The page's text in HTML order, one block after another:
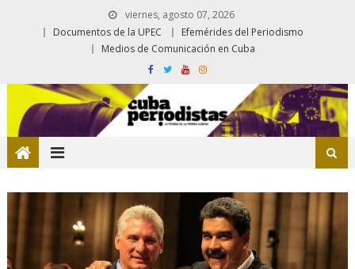
viernes, agosto 07, 2026
Documentos de la UPEC
Efemérides del Periodismo
Medios de Comunicación en Cuba